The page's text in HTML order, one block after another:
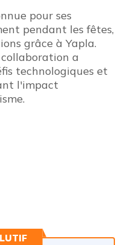
pour ses
pendant les fêtes,
grâce à Yapla.
a
technologiques et
l'impact